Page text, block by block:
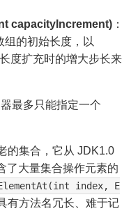
capacityIncrement) ：
组的初始长度，以
度扩充时的增大步长来
最多只能指定一个
的集合，它从 JDK1.0
了大量集合操作元素的
index, E
有方法名冗长、难于记